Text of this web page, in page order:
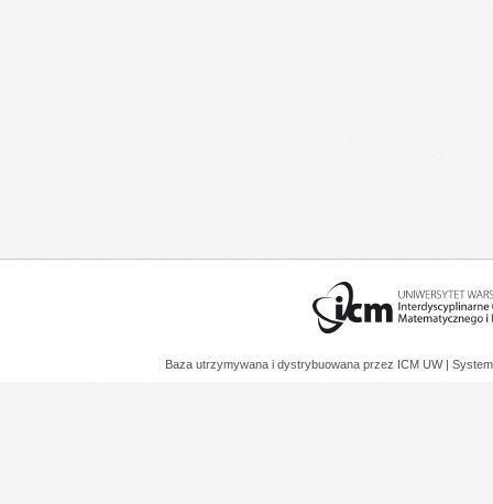
Baza utrzymywana i dystrybuowana przez ICM UW |